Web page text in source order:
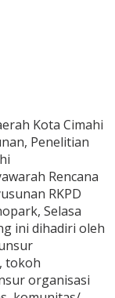
Kota Cimahi
Penelitian
Rencana
RKPD
Selasa
ini dihadiri oleh
tokoh
organisasi